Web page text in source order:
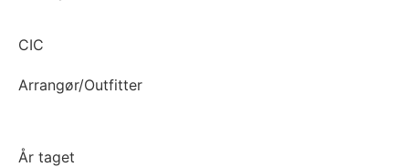
CIC
Arrangør/Outfitter
År taget